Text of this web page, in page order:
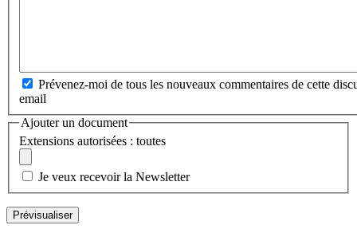
Prévenez-moi de tous les nouveaux commentaires de cette
email
Ajouter un document
Extensions autorisées : toutes
Je veux recevoir la Newsletter